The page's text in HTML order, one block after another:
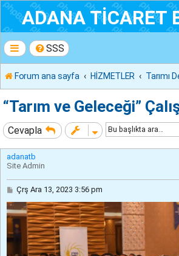
ADANA TİCARET
SSS
Forum ana sayfa HİZMETLER
“Tarım ve Geleceği”
Cevapla
adanatb
Site Admin
M
s
a
j
Çrş Ara 13, 2023 3:56 pm